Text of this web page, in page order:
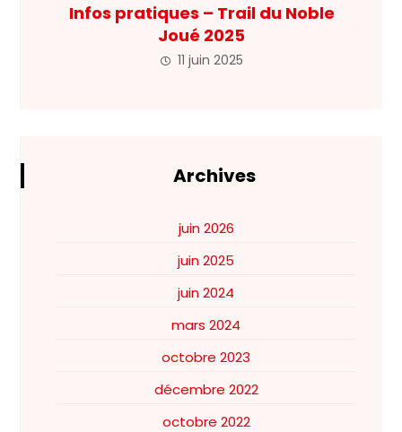
Infos pratiques – Trail du Noble
Joué 2025
11 juin 2025
Archives
juin 2026
juin 2025
juin 2024
mars 2024
octobre 2023
décembre 2022
octobre 2022